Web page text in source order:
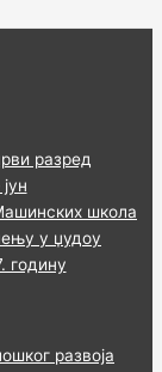
разред
школа
у џудоу
годину
развоја